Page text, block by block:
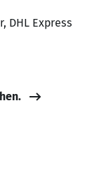
DHL Express